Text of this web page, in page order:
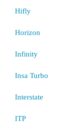
Hifly
Horizon
Infinity
Insa Turbo
Interstate
ITP